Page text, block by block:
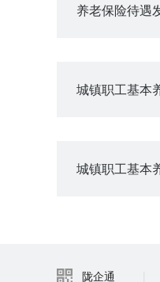
城镇职工基本
陇企通